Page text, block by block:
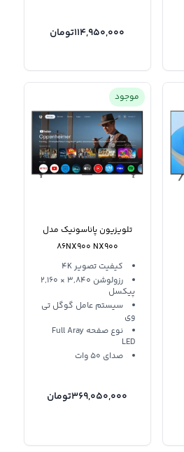
114,950,000تومان
موجود
تلویزیون پاناسونیک مدل
86NX900 NX900
کیفیت تصویر 4K
رزولوشن 3,840 × 2,160
پیکسل
سیستم عامل گوگل تی
وی
نوع صفحه Full Aray
LED
صدای 50 وات
369,050,000تومان